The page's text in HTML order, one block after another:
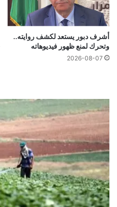
أشرف دبور يستعد لكشف روايته..
وتحرك لمنع ظهور فيديوهاته
2026-08-07